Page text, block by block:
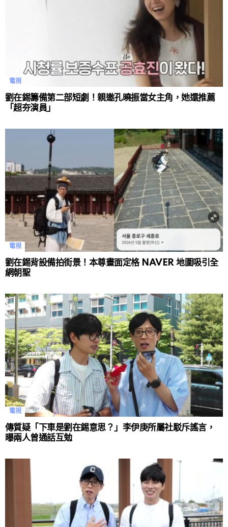
電視
劉在錫籌備第二部短劇！親邀孔曉振當女主角，她還推薦
「超夯演員」
電視
劉在錫背設備拍街景！本尊畫面定格 NAVER 地圖吸引全
網朝聖
電視
傳質疑「下車是劉在錫意思？」李伊庚所屬社駁斥謠言，
曝兩人曾通話互勉